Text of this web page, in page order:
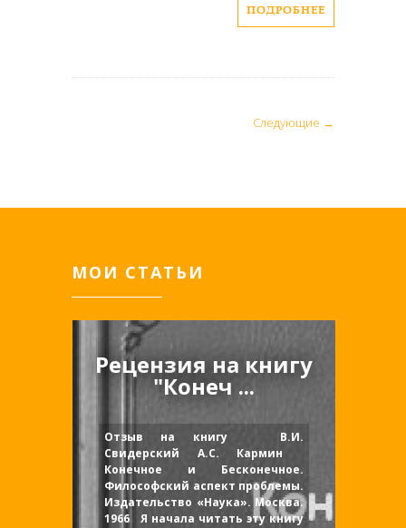
ПОДРОБНЕЕ
Следующие →
МОИ СТАТЬИ
Рецензия на книгу
"Конеч ...
Отзыв на книгу В.И.
Свидерский А.С. Кармин
Конечное и Бесконечное.
Философский аспект проблемы.
Издательство «Наука». Москва.
1966 Я начала читать эту книгу